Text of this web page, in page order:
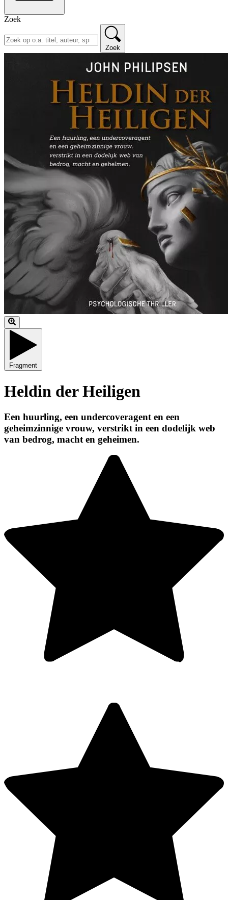
Zoek
Zoek
Fragment
Heldin der Heiligen
Een huurling, een undercoveragent en een
geheimzinnige vrouw, verstrikt in een dodelijk web
van bedrog, macht en geheimen.